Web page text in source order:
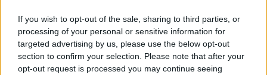
If you wish to opt-out of the sale, sharing to third parties, or
processing of your personal or sensitive information for
targeted advertising by us, please use the below opt-out
section to confirm your selection. Please note that after your
opt-out request is processed you may continue seeing
Repères visuels